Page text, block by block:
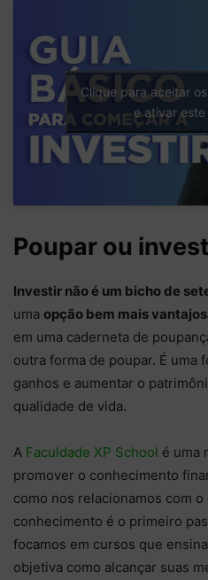
Clique para aceitar
e ativar
Poupar ou
Investir não é um bicho de
uma opção bem mais
em uma caderneta de
outra forma de poupar. É uma
ganhos e aumentar o
qualidade de vida.
A Faculdade XP School é uma
promover o conhecimento
como nos relacionamos com
conhecimento é o primeiro
focamos em cursos que
objetiva como alcançar suas